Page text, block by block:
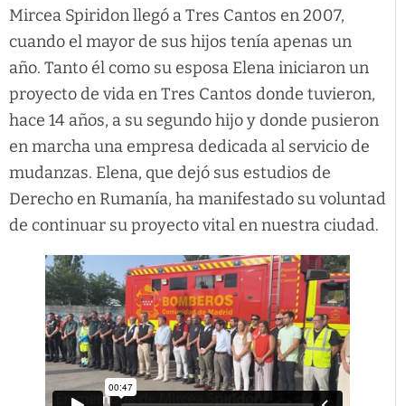
Mircea Spiridon llegó a Tres Cantos en 2007,
cuando el mayor de sus hijos tenía apenas un
año. Tanto él como su esposa Elena iniciaron un
proyecto de vida en Tres Cantos donde tuvieron,
hace 14 años, a su segundo hijo y donde pusieron
en marcha una empresa dedicada al servicio de
mudanzas. Elena, que dejó sus estudios de
Derecho en Rumanía, ha manifestado su voluntad
de continuar su proyecto vital en nuestra ciudad.